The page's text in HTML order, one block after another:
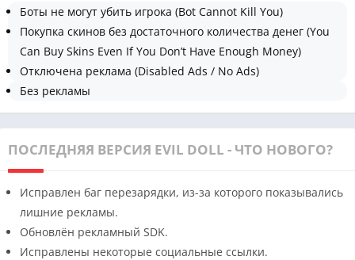
Боты не могут убить игрока (Bot Cannot Kill You)
Покупка скинов без достаточного количества денег (You
Can Buy Skins Even If You Don’t Have Enough Money)
Отключена реклама (Disabled Ads / No Ads)
Без рекламы
ПОСЛЕДНЯЯ ВЕРСИЯ EVIL DOLL - ЧТО НОВОГО?
Исправлен баг перезарядки, из-за которого показывались
лишние рекламы.
Обновлён рекламный SDK.
Исправлены некоторые социальные ссылки.